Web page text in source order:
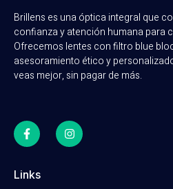
Brillens es una óptica integral que
confianza y atención humana para
Ofrecemos lentes con filtro blue
asesoramiento ético y
veas mejor, sin pagar de más.
Links